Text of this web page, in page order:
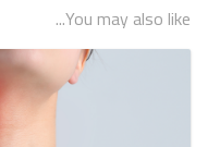
You may also like...